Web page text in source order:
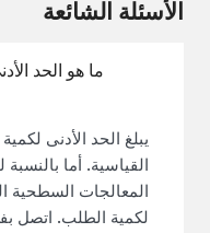
الأسئلة الشائعة
ما هو الحد
القياسية. أما
المعالجات السطحية
لكمية الطلب. اتصل